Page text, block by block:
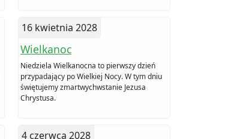
16 kwietnia 2028
Wielkanoc
Niedziela Wielkanocna to pierwszy dzień
przypadający po Wielkiej Nocy. W tym dniu
świętujemy zmartwychwstanie Jezusa
Chrystusa.
4 czerwca 2028